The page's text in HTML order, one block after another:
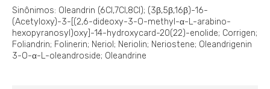
Sinônimos: Oleandrin (6CI,7CI,8CI); (3β,5β,16β)-16-
(Acetyloxy)-3-[(2,6-dideoxy-3-O-methyl-α-L-arabino-
hexopyranosyl)oxy]-14-hydroxycard-20(22)-enolide; Corrigen;
Foliandrin; Folinerin; Neriol; Neriolin; Neriostene; Oleandrigenin
3-O-α-L-oleandroside; Oleandrine